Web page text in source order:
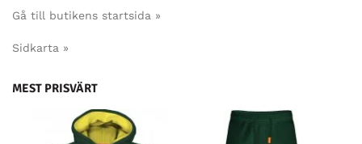
Gå till butikens startsida »
Sidkarta »
MEST PRISVÄRT